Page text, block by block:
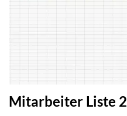
Mitarbeiter Liste 2